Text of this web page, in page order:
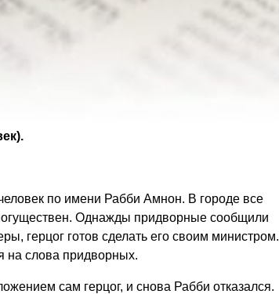
по имени Рабби Амнон. В городе все
Однажды придворные сообщили
герцог готов сделать его своим министром.
на слова придворных.
сам герцог, и снова Рабби отказался.